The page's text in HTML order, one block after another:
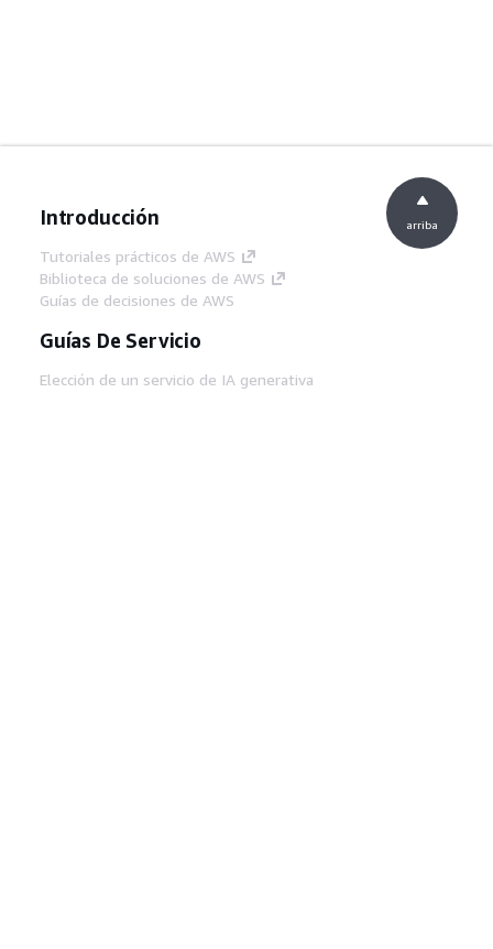
Introducción
Tutoriales prácticos de AWS
Biblioteca de soluciones de AWS
Guías de decisiones de AWS
Guías De Servicio
Elección de un servicio de IA generativa
arriba